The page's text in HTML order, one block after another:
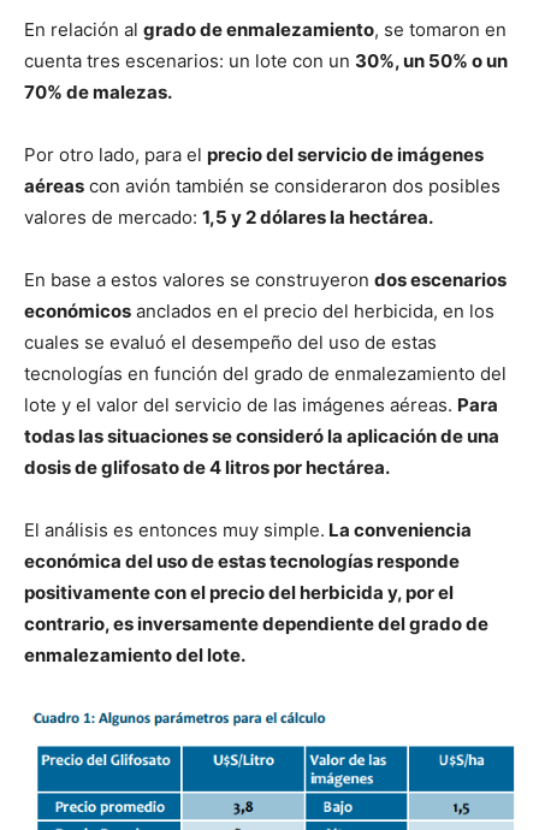
En relación al grado de enmalezamiento, se tomaron en
cuenta tres escenarios: un lote con un 30%, un 50% o un
70% de malezas.
Por otro lado, para el precio del servicio de imágenes
aéreas con avión también se consideraron dos posibles
valores de mercado: 1,5 y 2 dólares la hectárea.
En base a estos valores se construyeron dos escenarios
económicos anclados en el precio del herbicida, en los
cuales se evaluó el desempeño del uso de estas
tecnologías en función del grado de enmalezamiento del
lote y el valor del servicio de las imágenes aéreas. Para
todas las situaciones se consideró la aplicación de una
dosis de glifosato de 4 litros por hectárea.
El análisis es entonces muy simple. La conveniencia
económica del uso de estas tecnologías responde
positivamente con el precio del herbicida y, por el
contrario, es inversamente dependiente del grado de
enmalezamiento del lote.